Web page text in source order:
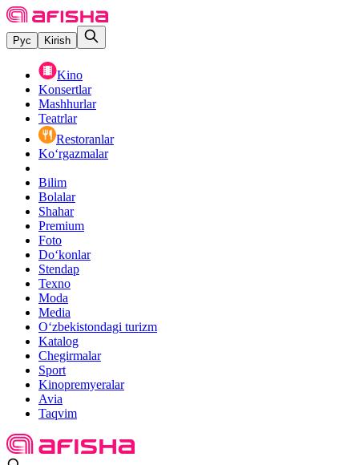
Рус Kirish
Kino
Konsertlar
Mashhurlar
Teatrlar
Restoranlar
Ko‘rgazmalar
Bilim
Bolalar
Shahar
Premium
Foto
Do‘konlar
Stendap
Texno
Moda
Media
O‘zbekistondagi turizm
Katalog
Chegirmalar
Sport
Kinopremyeralar
Avia
Taqvim